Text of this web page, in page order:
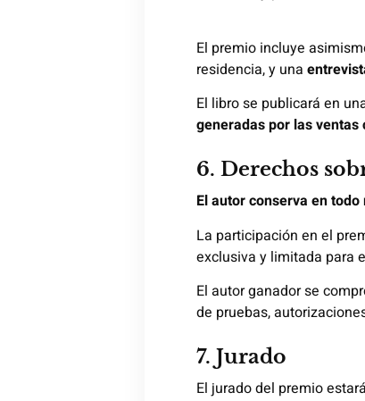
El premio incluye
residencia, y una
El libro se publicará en
generadas por las
6. Derechos
El autor conserva en
La participación en el
exclusiva y limitada para
El autor ganador se
de pruebas,
7. Jurado
El jurado del premio